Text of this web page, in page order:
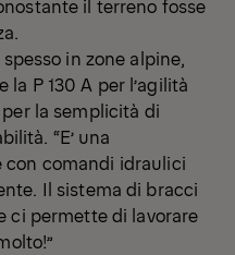
il terreno fosse
in zone alpine,
la P 130 A per l’agilità
la semplicità di
“E’ una
con comandi idraulici
Il sistema di bracci
ci permette di lavorare